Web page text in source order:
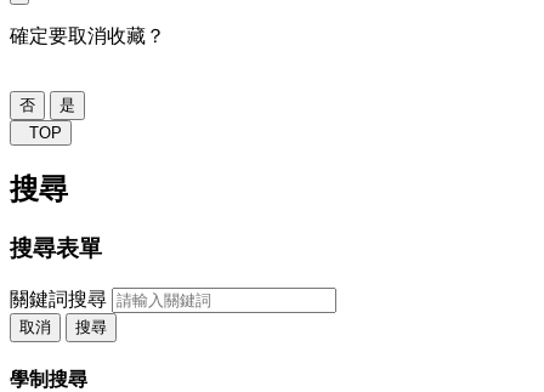
確定要取消收藏？
否
是
TOP
搜尋
搜尋表單
關鍵詞搜尋
取消 搜尋
學制搜尋